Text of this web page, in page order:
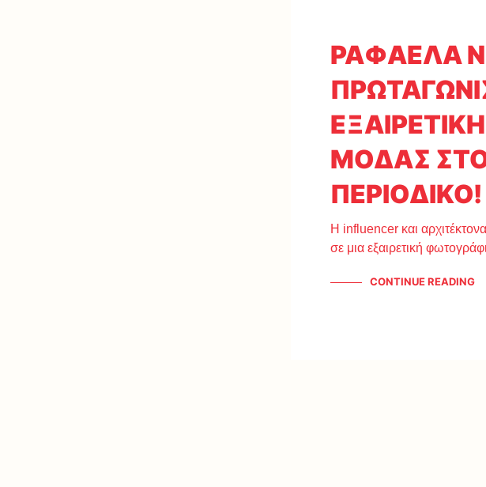
ΡΑΦΑΕΛΑ
ΜΟΔΑΣ ΣΤΟ
ΠΕΡΙΟΔΙΚΟ!
Η influencer και
σε μια εξαιρετική
CONTINUE READING